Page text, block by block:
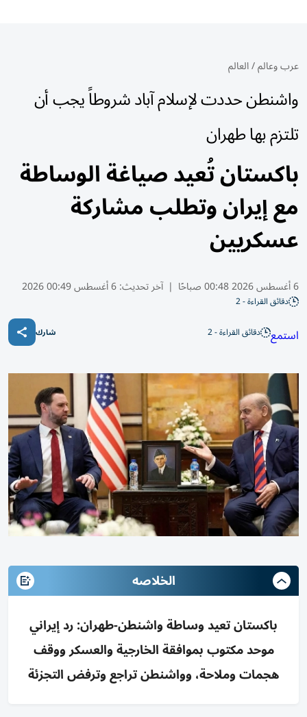
عرب وعالم/العالم
واشنطن حددت لإسلام آباد شروطاً يجب أن
تلتزم بها طهران
باكستان تُعيد صياغة الوساطة
مع إيران وتطلب مشاركة
عسكريين
6 أغسطس 2026 00:48 صباحًا | آخر تحديث:6 أغسطس 00:49 2026
دقائق القراءة - 2
استمع دقائق القراءة - 2 شارك
الخلاصه
باكستان تعيد وساطة واشنطن-طهران: رد إيراني
موحد مكتوب بموافقة الخارجية والعسكر ووقف
هجمات وملاحة، وواشنطن تراجع وترفض التجزئة